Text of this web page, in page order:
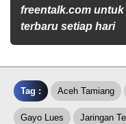
freentalk.com
terbaru setiap hari
Tag : Aceh Tamiang
Gayo Lues Jaringan